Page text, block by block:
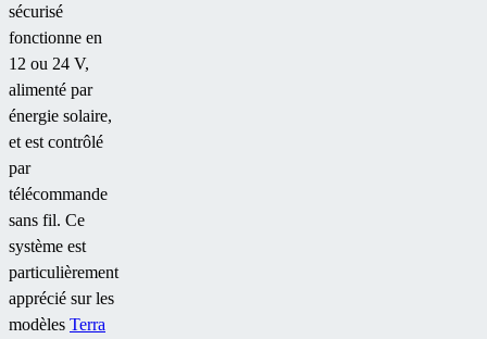
sécurisé
fonctionne en
12 ou 24 V,
alimenté par
énergie solaire,
et est contrôlé
par
télécommande
sans fil. Ce
système est
particulièrement
apprécié sur les
modèles Terra